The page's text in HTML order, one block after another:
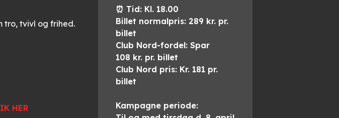
tro, tvivl og frihed.
HER
⏰ Tid: Kl. 18.00
Billet normalpris: 289 kr. pr.
billet
Club Nord-fordel: Spar
108 kr. pr. billet
Club Nord pris: Kr. 181 pr.
billet
Kampagne periode: